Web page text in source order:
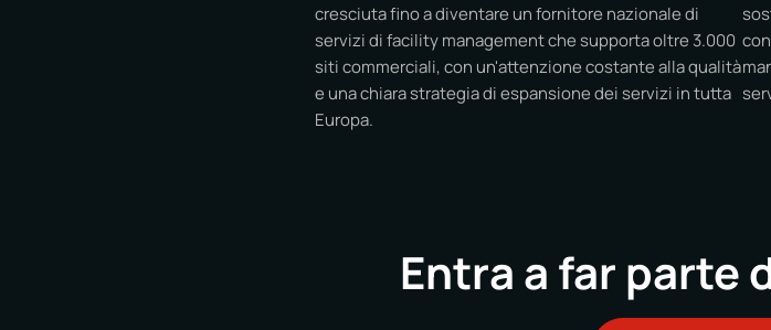
cresciuta fino a diventare un fornitore nazionale di
servizi di facility management che supporta oltre 3.000
siti commerciali, con un'attenzione costante alla qualità
e una chiara strategia di espansione dei servizi in tutta
Europa.
Entra a far parte